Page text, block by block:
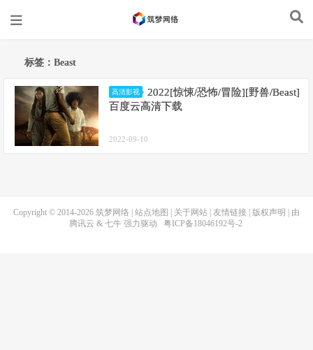
标签：Beast
高清影视
2022[惊悚/恐怖/冒险][野兽/Beast]
百度云高清下载
2022-09-10
Copyright © 2014-2026 筑梦网络 站点地图 关于网站 友情链接 版权声明
| 由
腾讯云 & 七牛强力驱动 粤ICP备18046192号-2